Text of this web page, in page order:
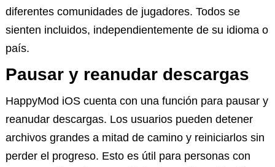
diferentes comunidades de jugadores. Todos se
sienten incluidos, independientemente de su idioma o
país.
Pausar y reanudar descargas
HappyMod iOS cuenta con una función para pausar y
reanudar descargas. Los usuarios pueden detener
archivos grandes a mitad de camino y reiniciarlos sin
perder el progreso. Esto es útil para personas con